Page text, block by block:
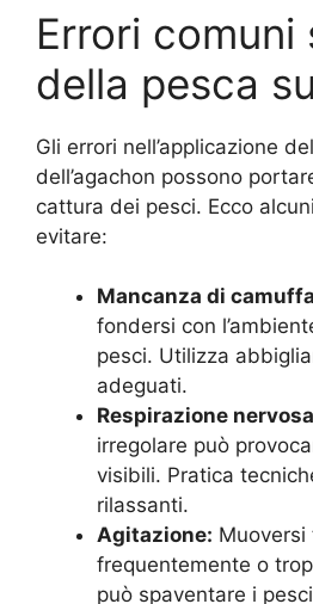
Errori
della pesca
Gli errori nell’applicazione
dell’agachon possono
cattura dei pesci. Ecco
evitare:
Mancanza di
fondersi con
pesci. Utilizza
adeguati.
Respirazione
irregolare può
visibili. Pratica
rilassanti.
Agitazione: Muoversi
frequentemente o
può spaventare i